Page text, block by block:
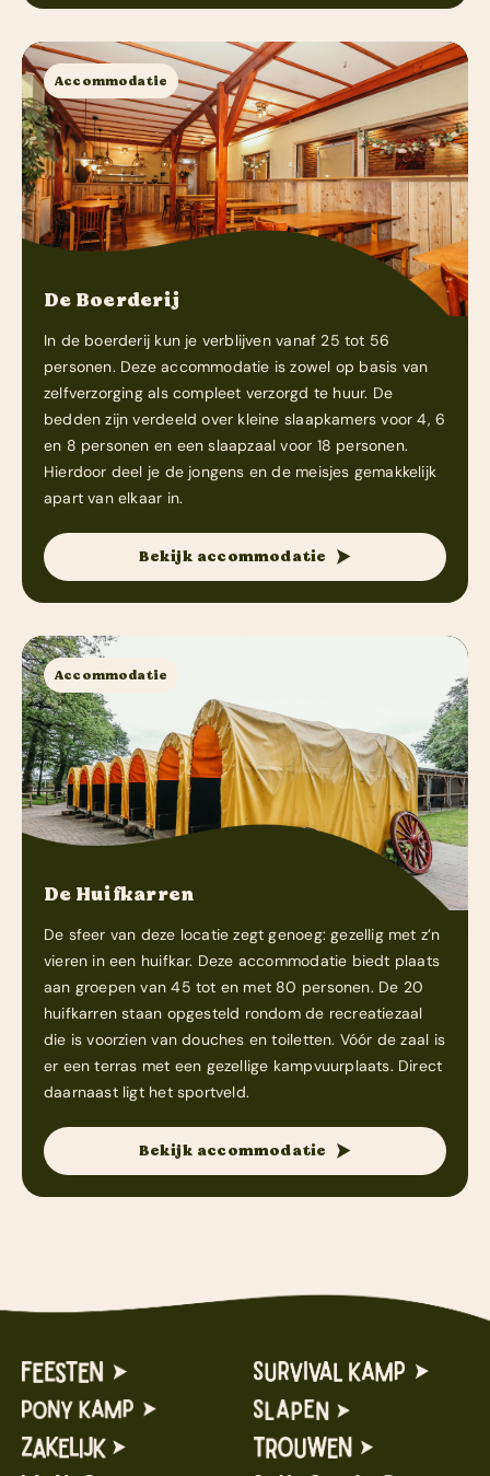
Accommodatie
De Boerderij
In de boerderij kun je verblijven vanaf 25 tot 56
personen. Deze accommodatie is zowel op basis van
zelfverzorging als compleet verzorgd te huur. De
bedden zijn verdeeld over kleine slaapkamers voor 4, 6
en 8 personen en een slaapzaal voor 18 personen.
Hierdoor deel je de jongens en de meisjes gemakkelijk
apart van elkaar in.
Bekijk accommodatie
Accommodatie
De Huifkarren
De sfeer van deze locatie zegt genoeg: gezellig met z’n
vieren in een huifkar. Deze accommodatie biedt plaats
aan groepen van 45 tot en met 80 personen. De 20
huifkarren staan opgesteld rondom de recreatiezaal
die is voorzien van douches en toiletten. Vóór de zaal is
er een terras met een gezellige kampvuurplaats. Direct
daarnaast ligt het sportveld.
Bekijk accommodatie